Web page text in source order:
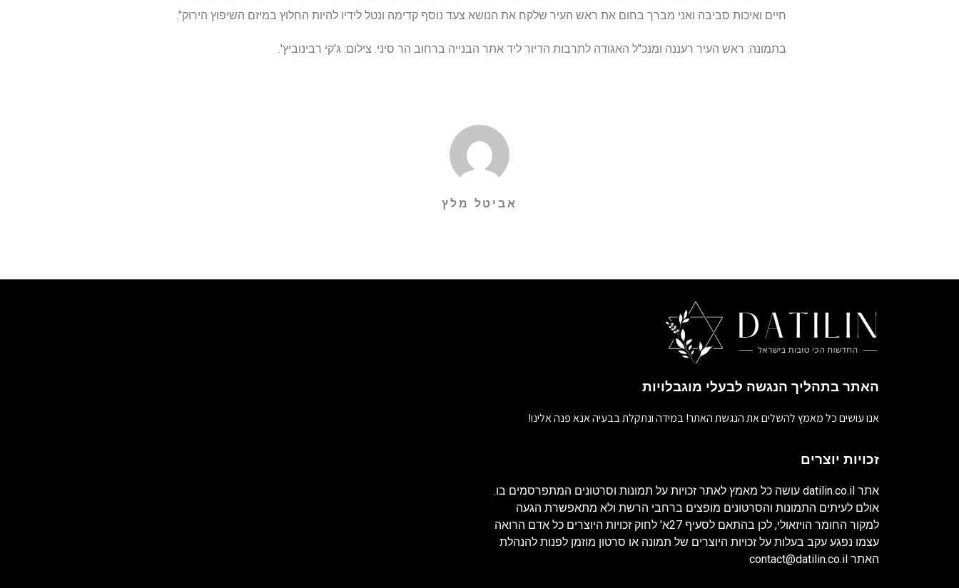
חיים ואיכות סביבה ואני מברך בחום את ראש העיר שלקח את הנושא צעד נוסף קדימה ונטל לידיו להיות החלוץ במיזם השיפוץ הירוק".
בתמונה: ראש העיר רעננה ומנכ"ל האגודה לתרבות הדיור ליד אתר הבנייה ברחוב הר סיני. צילום: ג'קי רבינוביץ'.
אביטל מלץ
האתר בתהליך הנגשה לבעלי מוגבלויות
אנו עושים כל מאמץ להשלים את הנגשת האתר! במידה ונתקלת בבעיה אנא פנה אלינו!
זכויות יוצרים
אתר datilin.co.il עושה כל מאמץ לאתר זכויות על תמונות וסרטונים המתפרסמים בו.
אולם לעיתים התמונות והסרטונים מופצים ברחבי הרשת ולא מתאפשרת הגעה
למקור החומר הויזאולי, לכן בהתאם לסעיף 27א' לחוק זכויות היוצרים כל אדם הרואה
עצמו נפגע עקב בעלות על זכויות היוצרים של תמונה או סרטון מוזמן לפנות להנהלת
האתר contact@datilin.co.il